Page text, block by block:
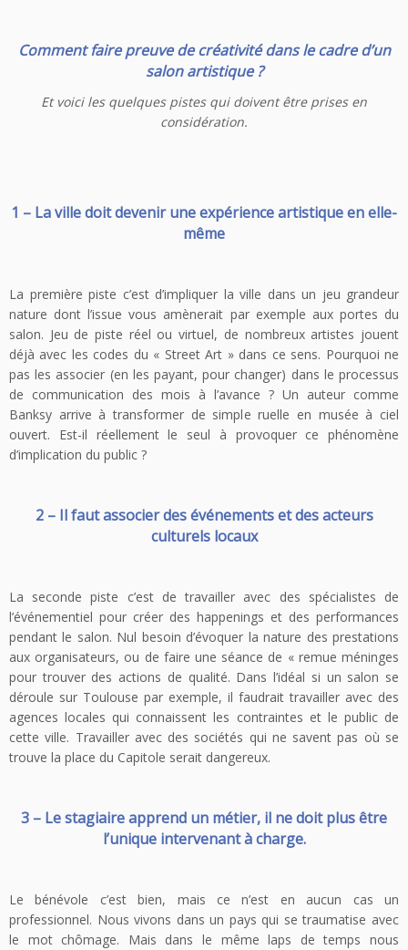
Comment faire preuve de créativité dans le cadre d’un
salon artistique ?
Et voici les quelques pistes qui doivent être prises en
considération.
1 – La ville doit devenir une expérience artistique en elle-
même
La première piste c’est d’impliquer la ville dans un jeu grandeur
nature dont l’issue vous amènerait par exemple aux portes du
salon. Jeu de piste réel ou virtuel, de nombreux artistes jouent
déjà avec les codes du « Street Art » dans ce sens. Pourquoi ne
pas les associer (en les payant, pour changer) dans le processus
de communication des mois à l’avance ? Un auteur comme
Banksy arrive à transformer de simple ruelle en musée à ciel
ouvert. Est-il réellement le seul à provoquer ce phénomène
d’implication du public ?
2 – Il faut associer des événements et des acteurs
culturels locaux
La seconde piste c’est de travailler avec des spécialistes de
l’événementiel pour créer des happenings et des performances
pendant le salon. Nul besoin d’évoquer la nature des prestations
aux organisateurs, ou de faire une séance de « remue méninges
pour trouver des actions de qualité. Dans l’idéal si un salon se
déroule sur Toulouse par exemple, il faudrait travailler avec des
agences locales qui connaissent les contraintes et le public de
cette ville. Travailler avec des sociétés qui ne savent pas où se
trouve la place du Capitole serait dangereux.
3 – Le stagiaire apprend un métier, il ne doit plus être
l’unique intervenant à charge.
Le bénévole c’est bien, mais ce n’est en aucun cas un
professionnel. Nous vivons dans un pays qui se traumatise avec
le mot chômage. Mais dans le même laps de temps nous